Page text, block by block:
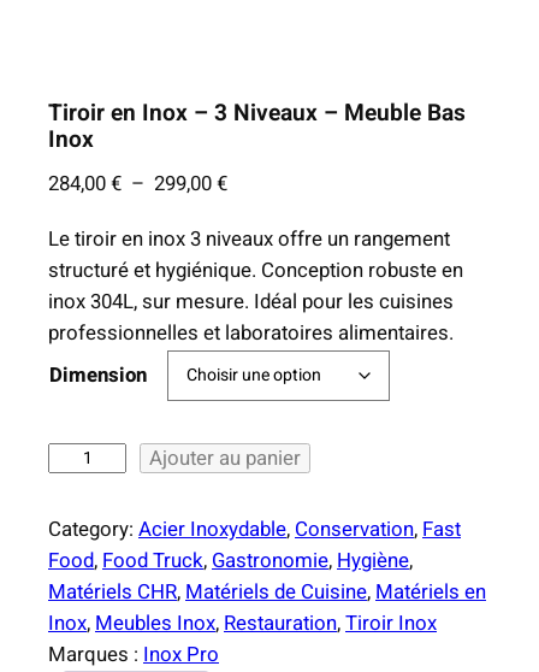
Tiroir en Inox – 3 Niveaux – Meuble Bas
Inox
284,00€ – 299,00€P
a
g
e
d
e
p
i
:
2
8
Le tiroir en inox 3 niveaux offre un rangement
structuré et hygiénique. Conception robuste en
inox 304L, sur mesure. Idéal pour les cuisines
professionnelles et laboratoires alimentaires.
Dimension
a
n
t
i
t
Ajouter au panier
Category: Acier Inoxydable, Conservation, Fast
Food, Food Truck, Gastronomie, Hygiène
Matériels CHR, Matériels de Cuisine, Matériels en
Inox, Meubles Inox, Restauration, Tiroir Inox
Marques : Inox Pro